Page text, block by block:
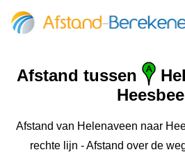
Afstand tussen
Afstand van Helenaveen naar
rechte lijn - Afstand over de